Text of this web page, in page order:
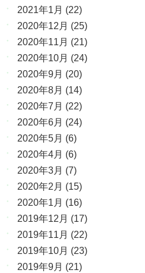
2021年1月 (22)
2020年12月 (25)
2020年11月 (21)
2020年10月 (24)
2020年9月 (20)
2020年8月 (14)
2020年7月 (22)
2020年6月 (24)
2020年5月 (6)
2020年4月 (6)
2020年3月 (7)
2020年2月 (15)
2020年1月 (16)
2019年12月 (17)
2019年11月 (22)
2019年10月 (23)
2019年9月 (21)